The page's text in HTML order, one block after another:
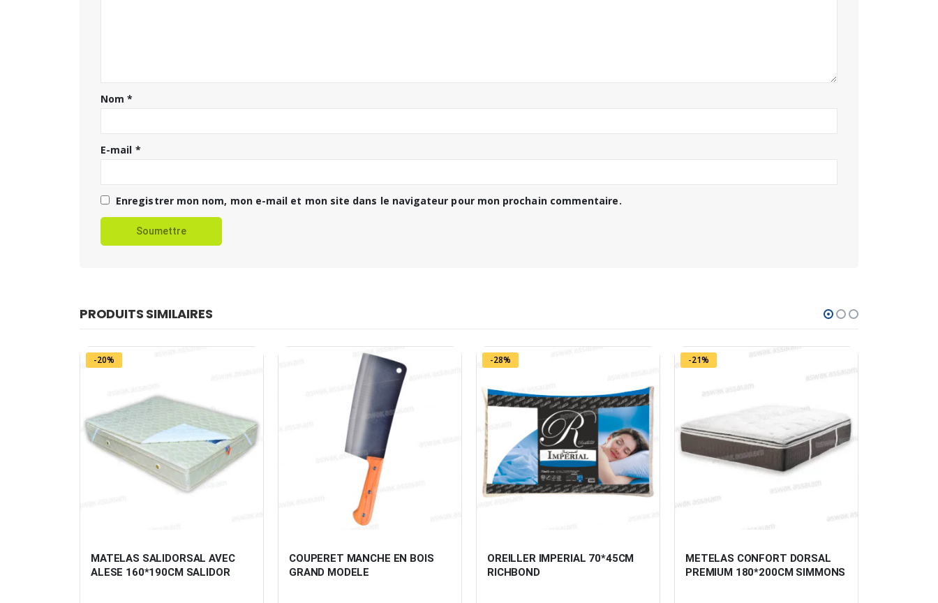
Nom*
E-mail *
Enregistrer mon nom, mon e-mail et mon site dans le navigateur pour mon prochain commentaire.
PRODUITS SIMILAIRES
-20%
MATELAS SALIDORSAL AVEC
ALESE 160*190CM SALIDOR
COUPERET MANCHE EN BOIS
GRAND MODELE
-28%
OREILLER IMPERIAL 70*45CM
RICHBOND
-21%
METELAS CONFORT DORSAL
PREMIUM 180*200CM SIMMONS